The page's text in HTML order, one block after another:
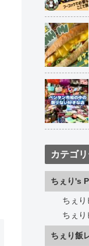
カテゴ
ちぇり's
ちぇり
ちぇり
ちぇり飯